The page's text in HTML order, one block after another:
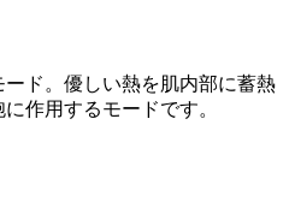
ド。優しい熱を肌内部に蓄熱
作用するモードです。